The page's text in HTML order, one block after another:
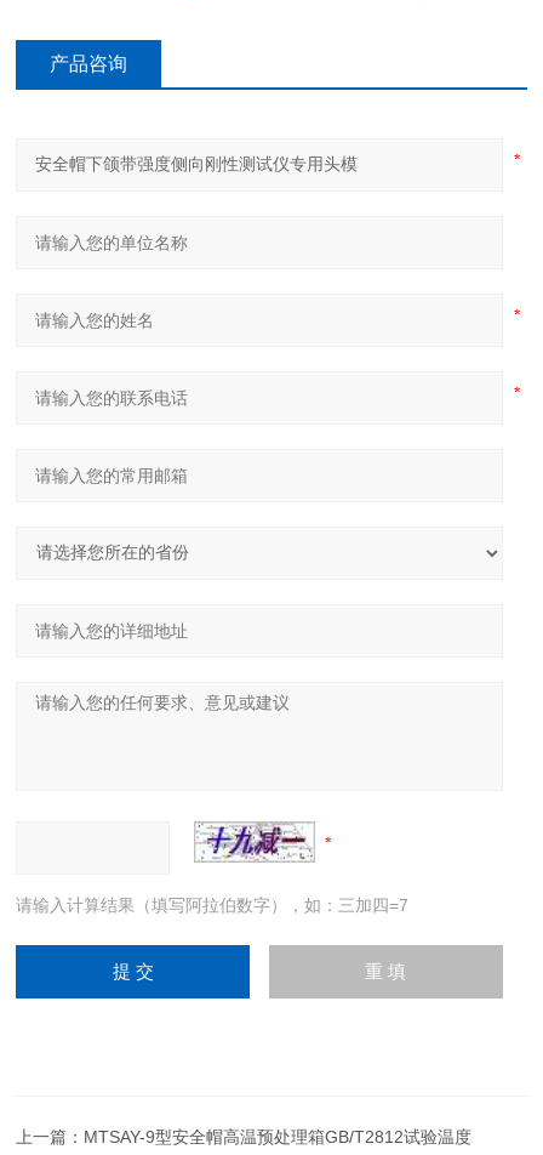
产品咨询
请输入计算结果（填写阿拉伯数字），如：三加四=7
上一篇： MTSAY-9型安全帽高温预处理箱GB/T2812试验温度